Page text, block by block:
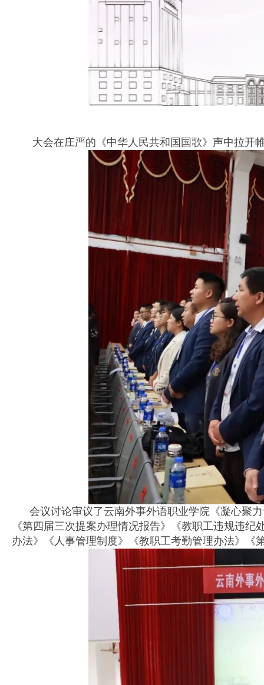
大会在庄严的《中华人民共和国国歌》声中拉开
会议讨论审议了云南外事外语职业学院《凝心聚
《第四届三次提案办理情况报告》《教职工违规违
办法》《人事管理制度》《教职工考勤管理办法》《